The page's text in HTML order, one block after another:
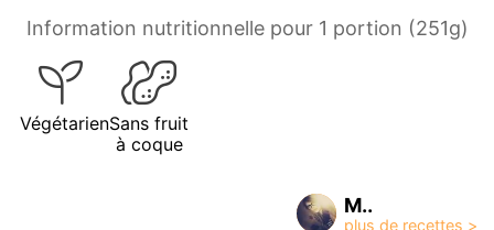
Information nutritionnelle pour 1 portion (251g)
VégétarienSans fruit
à coque
M..